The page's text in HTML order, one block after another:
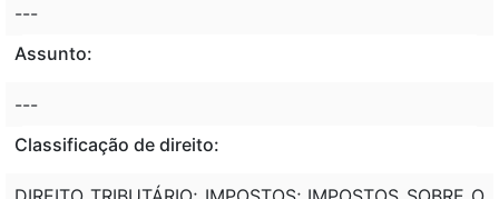
---
Assunto:
---
Classificação de direito: